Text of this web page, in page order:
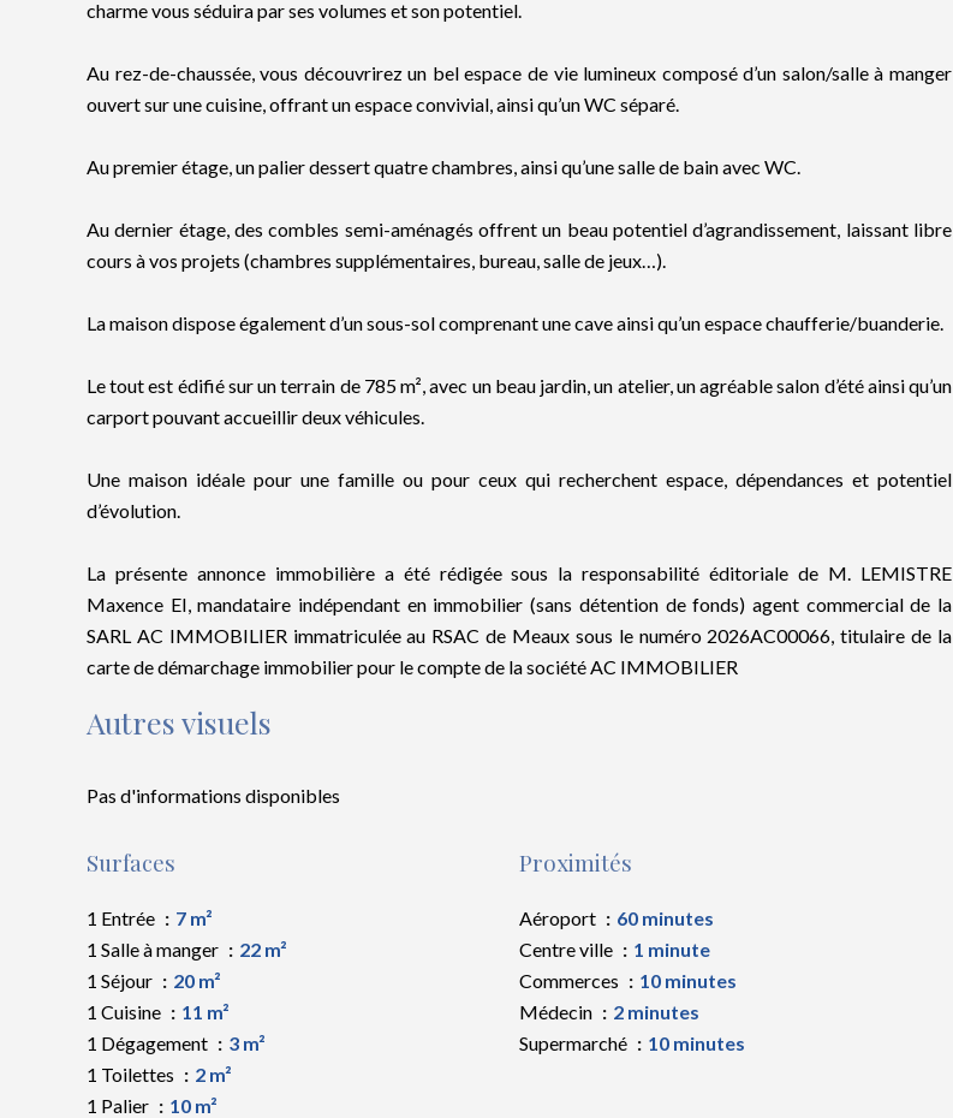
charme vous séduira par ses volumes et son potentiel.
Au rez-de-chaussée, vous découvrirez un bel espace de vie lumineux composé d’un salon/salle à manger
ouvert sur une cuisine, offrant un espace convivial, ainsi qu’un WC séparé.
Au premier étage, un palier dessert quatre chambres, ainsi qu’une salle de bain avec WC.
Au dernier étage, des combles semi-aménagés offrent un beau potentiel d’agrandissement, laissant libre
cours à vos projets (chambres supplémentaires, bureau, salle de jeux…).
La maison dispose également d’un sous-sol comprenant une cave ainsi qu’un espace chaufferie/buanderie.
Le tout est édifié sur un terrain de 785 m², avec un beau jardin, un atelier, un agréable salon d’été ainsi qu’un
carport pouvant accueillir deux véhicules.
Une maison idéale pour une famille ou pour ceux qui recherchent espace, dépendances et potentiel
d’évolution.
La présente annonce immobilière a été rédigée sous la responsabilité éditoriale de M. LEMISTRE
Maxence EI, mandataire indépendant en immobilier (sans détention de fonds) agent commercial de la
SARL AC IMMOBILIER immatriculée au RSAC de Meaux sous le numéro 2026AC00066, titulaire de la
carte de démarchage immobilier pour le compte de la société AC IMMOBILIER
Autres visuels
Pas d'informations disponibles
Surfaces
1 Entrée
7 m²
1 Salle à manger
22 m²
1 Séjour
20 m²
1 Cuisine
11 m²
1 Dégagement
3 m²
1 Toilettes
2 m²
1 Palier
10 m²
Proximités
Aéroport
60 minutes
Centre ville
1 minute
Commerces
10 minutes
Médecin
2 minutes
Supermarché
10 minutes